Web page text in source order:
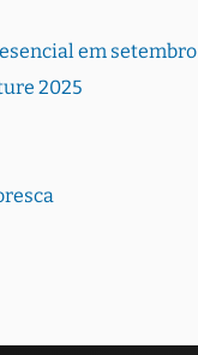
em setembro
2025